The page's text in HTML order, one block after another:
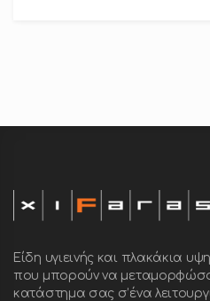
Είδη υγιεινής και πλακάκια
που μπορούν να
κατάστημα σας σ’ένα